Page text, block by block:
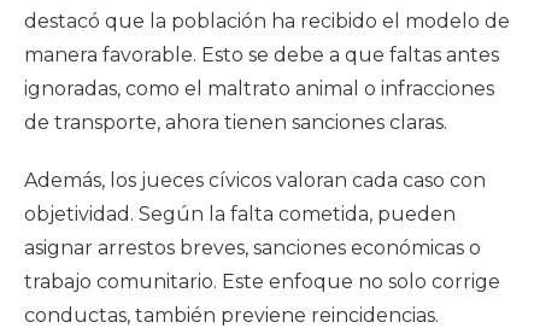
destacó que la población ha recibido el modelo de
manera favorable. Esto se debe a que faltas antes
ignoradas, como el maltrato animal o infracciones
de transporte, ahora tienen sanciones claras.
Además, los jueces cívicos valoran cada caso con
objetividad. Según la falta cometida, pueden
asignar arrestos breves, sanciones económicas o
trabajo comunitario. Este enfoque no solo corrige
conductas, también previene reincidencias.